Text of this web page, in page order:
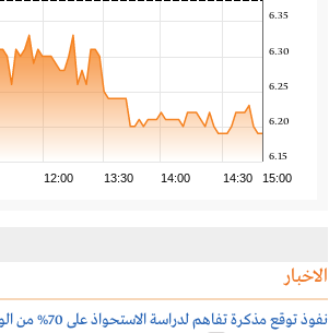
12:00 13:30 14:00 14:30 15:00
6.15
6.20
6.25
6.30
6.35
الاخبار
نفوذ توقع مذكرة تفاهم لدراسة الاستحواذ على 70% من الوعل البري